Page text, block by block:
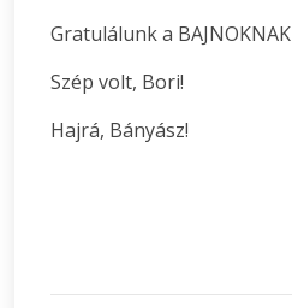
Gratulálunk a BAJNOKNAK
Szép volt, Bori!
Hajrá, Bányász!